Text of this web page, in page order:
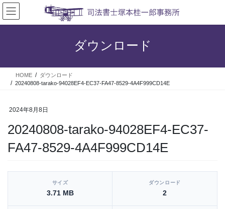
コ
ン
テ
ス
ナ
ビ
ゲ
ン
ダウンロード
HOME
ダウンロード
20240808-tarako-94028EF4-EC37-FA47-8529-4A4F999CD14E
2024年8月8日
20240808-tarako-94028EF4-EC37-
FA47-8529-4A4F999CD14E
[video_player_1200x800]
サイズ
3.71 MB
ダウンロード
2